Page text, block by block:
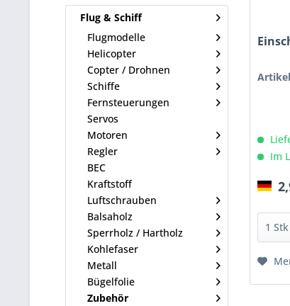
Flug & Schiff
Flugmodelle
Helicopter
Copter / Drohnen
Schiffe
Fernsteuerungen
Servos
Motoren
Regler
BEC
Kraftstoff
Luftschrauben
Balsaholz
Sperrholz / Hartholz
Kohlefaser
Metall
Bügelfolie
Zubehör
Im